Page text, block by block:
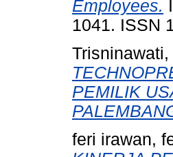
Employees.
1041. ISSN
Trisninawati,
PEMILIK
feri irawan,